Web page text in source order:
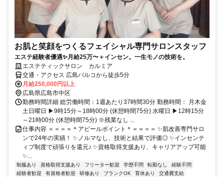
お肌と笑顔をつくるフェイシャル専門サロンスタッフ
エステ経験者優遇✨月給25万〜＋インセン。一生モノの技術を。
エステティックサロン カルミア
交通・アクセス 広島パルコから徒歩5分
月給250,000円以上
広島県広島市中区
勤務時間詳細 総労働時間：1週あたり37時間30分 勤務時間： 月木金
土日曜日 ▶9時15分～18時00分 (休憩時間75分) 水曜日 ▶12時15分
～21時00分 (休憩時間75分) ※残業なし ...
仕事内容 ＝＝＝＝＊アピールポイント＊＝＝＝＝ ✨肌改善専門サロ
ンで24年の実績！ ✨ノルマなし、技術と結果で評価◎ ✨インセンテ
ィブ制度で頑張りを還元♪ ✨資格取得支援あり、キャリアアップ可能
✨...
制服あり 資格取得支援あり フリーター歓迎 学歴不問 転勤なし
経験不問
経験者歓迎
有資格者歓迎 研修あり ブランクOK 育休あり
交通費支給